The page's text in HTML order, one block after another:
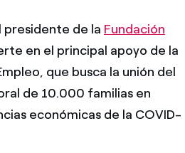
presidente de la Fundación
en el principal apoyo de la
que busca la unión del
de 10.000 familias en
económicas de la COVID-